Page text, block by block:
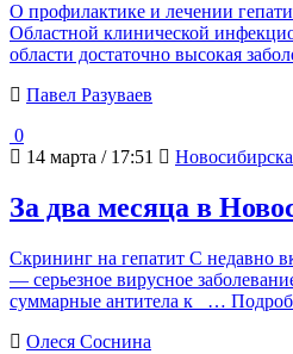
О профилактике и лечении
Областной клинической
области достаточно высокая
Павел Разуваев
0
14 марта / 17:51
За два месяца в
Скрининг на гепатит С недавно
— серьезное вирусное
суммарные антитела к
…
Олеся Соснина